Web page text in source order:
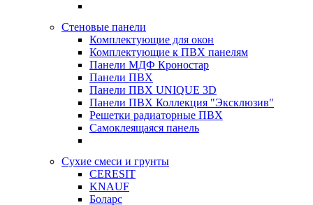
Стеновые панели
Комплектующие для окон
Комплектующие к ПВХ панелям
Панели МДФ Кроностар
Панели ПВХ
Панели ПВХ UNIQUE 3D
Панели ПВХ Коллекция "Эксклюзив"
Решетки радиаторные ПВХ
Самоклеящаяся панель
Сухие смеси и грунты
CERESIT
KNAUF
Боларс